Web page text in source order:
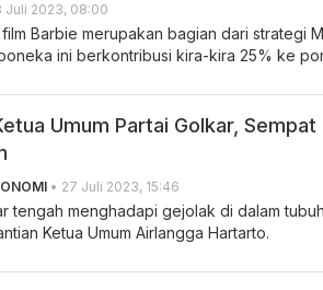
Juli 2023, 08:00
Barbie merupakan bagian dari strategi
ini berkontribusi kira-kira 25% ke
Umum Partai Golkar,
• 27 Juli 2023, 15:46
tengah menghadapi gejolak di dalam
Ketua Umum Airlangga Hartarto.